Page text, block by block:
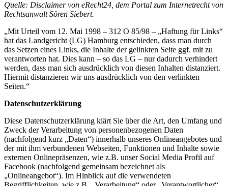
Quelle: Disclaimer von eRecht24, dem Portal zum Internetrecht von
Rechtsanwalt Sören Siebert.
„Mit Urteil vom 12. Mai 1998 – 312 O 85/98 – „Haftung für Links“
hat das Landgericht (LG) Hamburg entschieden, dass man durch
das Setzen eines Links, die Inhalte der gelinkten Seite ggf. mit zu
verantworten hat. Dies kann – so das LG – nur dadurch verhindert
werden, dass man sich ausdrücklich von diesen Inhalten distanziert.
Hiermit distanzieren wir uns ausdrücklich von den verlinkten
Seiten.“
Datenschutzerklärung
Diese Datenschutzerklärung klärt Sie über die Art, den Umfang und
Zweck der Verarbeitung von personenbezogenen Daten
(nachfolgend kurz „Daten“) innerhalb unseres Onlineangebotes und
der mit ihm verbundenen Webseiten, Funktionen und Inhalte sowie
externen Onlinepräsenzen, wie z.B. unser Social Media Profil auf
Facebook (nachfolgend gemeinsam bezeichnet als
„Onlineangebot“). Im Hinblick auf die verwendeten